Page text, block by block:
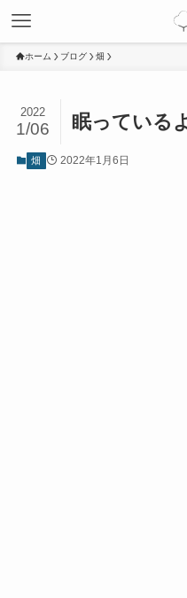
ホーム ブログ 畑
眠っている
2022
1/06
畑 2022年1月6日